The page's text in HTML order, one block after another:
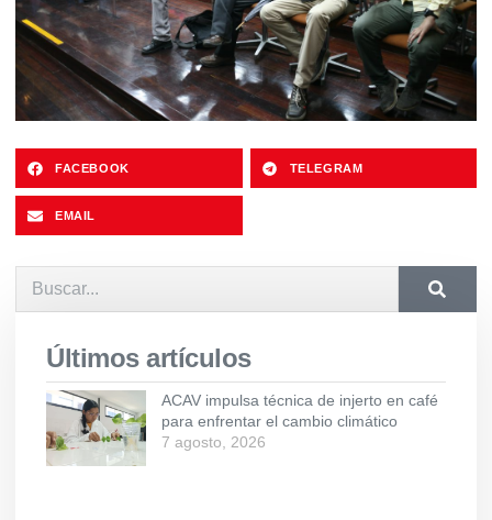
FACEBOOK TELEGRAM
EMAIL
Últimos artículos
ACAV impulsa técnica de injerto en café
para enfrentar el cambio climático
7 agosto, 2026